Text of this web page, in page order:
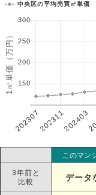
1㎡単価（万円）
中央区の平均売買㎡単価
202307202311202403
150
200
250
300
このマン
3年前と
比較
データ